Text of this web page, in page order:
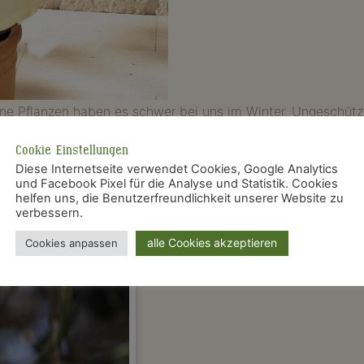
Pflanzen haben es schwer bei uns im Winter.
Cookie Einstellungen
Diese Internetseite verwendet Cookies, Google Analytics
und Facebook Pixel für die Analyse und Statistik. Cookies
helfen uns, die Benutzerfreundlichkeit unserer Website zu
verbessern.
Cookies anpassen alle Cookies akzeptieren